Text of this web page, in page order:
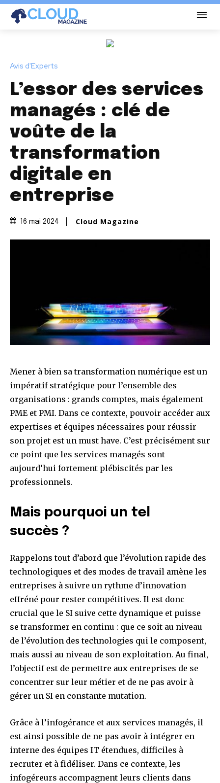
Avis d'Experts
L’essor des services
managés : clé de
voûte de la
transformation
digitale en
entreprise
16 mai 2024 Cloud Magazine
Mener à bien sa transformation numérique est un
impératif stratégique pour l’ensemble des
organisations : grands comptes, mais également
PME et PMI. Dans ce contexte, pouvoir accéder aux
expertises et équipes nécessaires pour réussir
son projet est un must have. C’est précisément sur
ce point que les services managés sont
aujourd’hui fortement plébiscités par les
professionnels.
Mais pourquoi un tel
succès ?
Rappelons tout d’abord que l’évolution rapide des
technologiques et des modes de travail amène les
entreprises à suivre un rythme d’innovation
effréné pour rester compétitives. Il est donc
crucial que le SI suive cette dynamique et puisse
se transformer en continu : que ce soit au niveau
de l’évolution des technologies qui le composent,
mais aussi au niveau de son exploitation. Au final,
l’objectif est de permettre aux entreprises de se
concentrer sur leur métier et de ne pas avoir à
gérer un SI en constante mutation.
Grâce à l’infogérance et aux services managés, il
est ainsi possible de ne pas avoir à intégrer en
interne des équipes IT étendues, difficiles à
recruter et à fidéliser. Dans ce contexte, les
infogéreurs accompagnent leurs clients dans